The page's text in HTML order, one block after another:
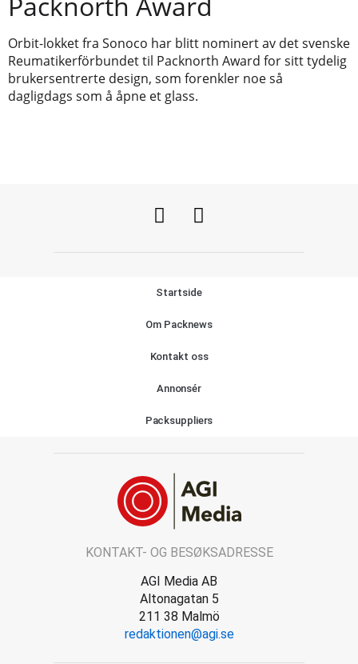
Orbit-lokket fra Sonoco har blitt nominert av det svenske
Reumatikerförbundet til Packnorth Award for sitt tydelig
brukersentrerte design, som forenkler noe så
dagligdags som å åpne et glass.
Startside
Om Packnews
Kontakt oss
Annonsér
Packsuppliers
KONTAKT- OG BESØKSADRESSE
AGI Media AB
Altonagatan 5
211 38 Malmö
redaktionen@agi.se